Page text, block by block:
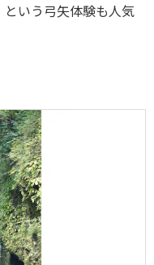
いう弓矢体験も人気